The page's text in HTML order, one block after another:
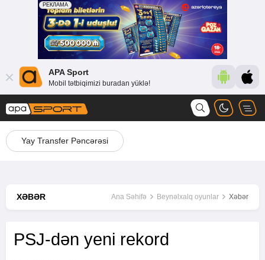
APA Sport
Mobil tətbiqimizi buradan yüklə!
Yay Transfer Pəncərəsi
XƏBƏR Ana Səhifə Beynəlxalq oyunlar Xəbər
PSJ-dən yeni rekord